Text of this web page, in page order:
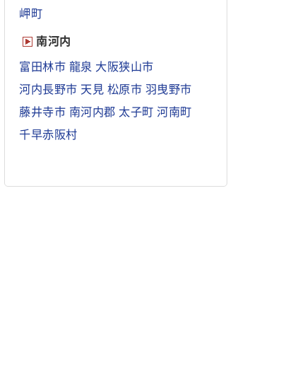
岬町
南河内
富田林市 龍泉 大阪狭山市
河内長野市 天見 松原市 羽曳野市
藤井寺市 南河内郡 太子町 河南町
千早赤阪村